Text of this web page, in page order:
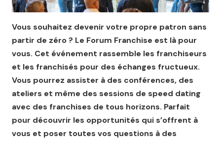
Vous souhaitez devenir votre propre patron sans
partir de zéro ? Le Forum Franchise est là pour
vous. Cet événement rassemble les franchiseurs
et les franchisés pour des échanges fructueux.
Vous pourrez assister à des conférences, des
ateliers et même des sessions de speed dating
avec des franchises de tous horizons. Parfait
pour découvrir les opportunités qui s’offrent à
vous et poser toutes vos questions à des